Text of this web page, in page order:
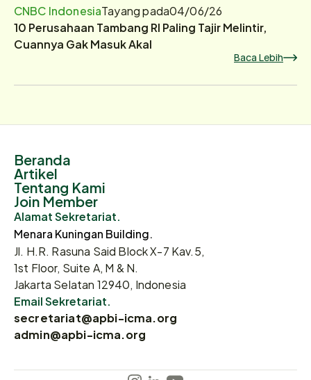
CNBC IndonesiaTayang pada04/06/26
10 Perusahaan Tambang RI Paling Tajir Melintir,
Cuannya Gak Masuk Akal
Baca Lebih
Beranda
Artikel
Tentang Kami
Join Member
Alamat Sekretariat.
Menara Kuningan Building.
Jl. H.R. Rasuna Said Block X-7 Kav.5,
1st Floor, Suite A, M & N.
Jakarta Selatan 12940, Indonesia
Email Sekretariat.
secretariat@apbi-icma.org
admin@apbi-icma.org